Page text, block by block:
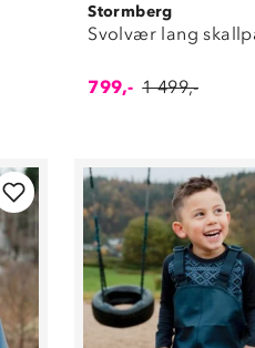
Stormberg
Svolvær lang
799,- 1 499,-